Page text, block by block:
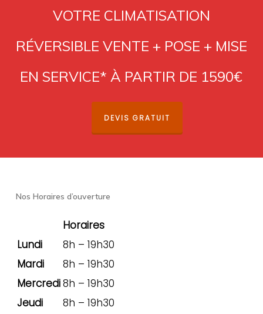
VOTRE CLIMATISATION
RÉVERSIBLE VENTE + POSE + MISE
EN SERVICE* À PARTIR DE 1590€
DEVIS GRATUIT
Nos Horaires d’ouverture
Horaires
Lundi
8h – 19h30
Mardi
8h – 19h30
Mercredi8h – 19h30
Jeudi
8h – 19h30